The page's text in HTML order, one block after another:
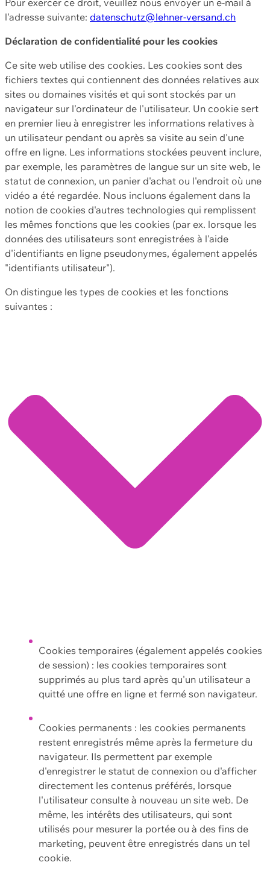
l'adresse suivante: datenschutz@lehner-versand.ch
Déclaration de confidentialité pour les cookies
Ce site web utilise des cookies. Les cookies sont des
fichiers textes qui contiennent des données relatives aux
sites ou domaines visités et qui sont stockés par un
navigateur sur l'ordinateur de l'utilisateur. Un cookie sert
en premier lieu à enregistrer les informations relatives à
un utilisateur pendant ou après sa visite au sein d'une
offre en ligne. Les informations stockées peuvent inclure,
par exemple, les paramètres de langue sur un site web, le
statut de connexion, un panier d'achat ou l'endroit où une
vidéo a été regardée. Nous incluons également dans la
notion de cookies d'autres technologies qui remplissent
les mêmes fonctions que les cookies (par ex. lorsque les
données des utilisateurs sont enregistrées à l'aide
d'identifiants en ligne pseudonymes, également appelés
"identifiants utilisateur").
On distingue les types de cookies et les fonctions
suivantes :
Cookies temporaires (également appelés cookies
de session) : les cookies temporaires sont
supprimés au plus tard après qu'un utilisateur a
quitté une offre en ligne et fermé son navigateur.
Cookies permanents : les cookies permanents
restent enregistrés même après la fermeture du
navigateur. Ils permettent par exemple
d'enregistrer le statut de connexion ou d'afficher
directement les contenus préférés, lorsque
l'utilisateur consulte à nouveau un site web. De
même, les intérêts des utilisateurs, qui sont
utilisés pour mesurer la portée ou à des fins de
marketing, peuvent être enregistrés dans un tel
cookie.